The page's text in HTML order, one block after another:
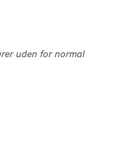
uden for normal